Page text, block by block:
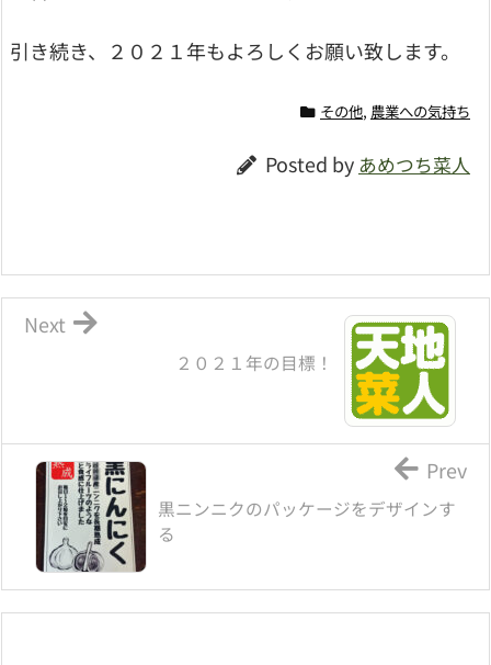
引き続き、２０２１年もよろしくお願い致します。
その他, 農業への気持ち
Posted by あめつち菜人
２０２１年の目標！
Next
黒ニンニクのパッケージをデザインす
る
Prev